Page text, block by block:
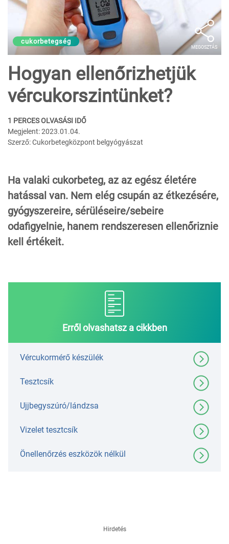
cukorbetegség
MEGOSZTÁS
Hogyan ellenőrizhetjük
vércukorszintünket?
1 PERCES OLVASÁSI IDŐ
Megjelent: 2023.01.04.
Szerző: Cukorbetegközpont belgyógyászat
Ha valaki cukorbeteg, az az egész életére
hatással van. Nem elég csupán az étkezésére,
gyógyszereire, sérüléseire/sebeire
odafigyelnie, hanem rendszeresen ellenőriznie
kell értékeit.
Erről olvashatsz a cikkben
Vércukormérő készülék
Tesztcsík
Ujjbegyszúró/lándzsa
Vizelet tesztcsík
Önellenőrzés eszközök nélkül
Hirdetés